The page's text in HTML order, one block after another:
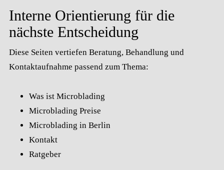
Interne Orientierung für die
nächste Entscheidung
Diese Seiten vertiefen Beratung, Behandlung und
Kontaktaufnahme passend zum Thema:
Was ist Microblading
Microblading Preise
Microblading in Berlin
Kontakt
Ratgeber